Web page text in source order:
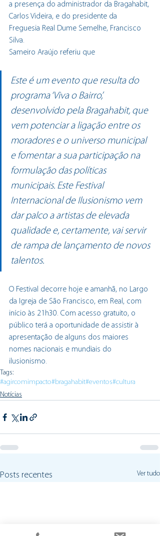
a presença do administrador da Bragahabit,
Carlos Videira, e do presidente da
Freguesia Real Dume Semelhe, Francisco
Silva.
Sameiro Araújo referiu que
Este é um evento que resulta do
programa ‘Viva o Bairro’,
desenvolvido pela Bragahabit, que
vem potenciar a ligação entre os
moradores e o universo municipal
e fomentar a sua participação na
formulação das políticas
municipais. Este Festival
Internacional de Ilusionismo vem
dar palco a artistas de elevada
qualidade e, certamente, vai servir
de rampa de lançamento de novos
talentos.
O Festival decorre hoje e amanhã, no Largo
da Igreja de São Francisco, em Real, com
início às 21h30. Com acesso gratuito, o
público terá a oportunidade de assistir à
apresentação de alguns dos maiores
nomes nacionais e mundiais do
ilusionismo.
Tags:
#agircomimpacto#bragahabit#eventos#cultura
Notícias
Posts recentes Ver tudo